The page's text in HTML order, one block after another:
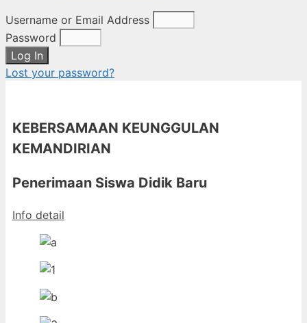
Username or Email Address
Password
Log In
Lost your password?
KEBERSAMAAN KEUNGGULAN
KEMANDIRIAN
Penerimaan Siswa Didik Baru
Info detail